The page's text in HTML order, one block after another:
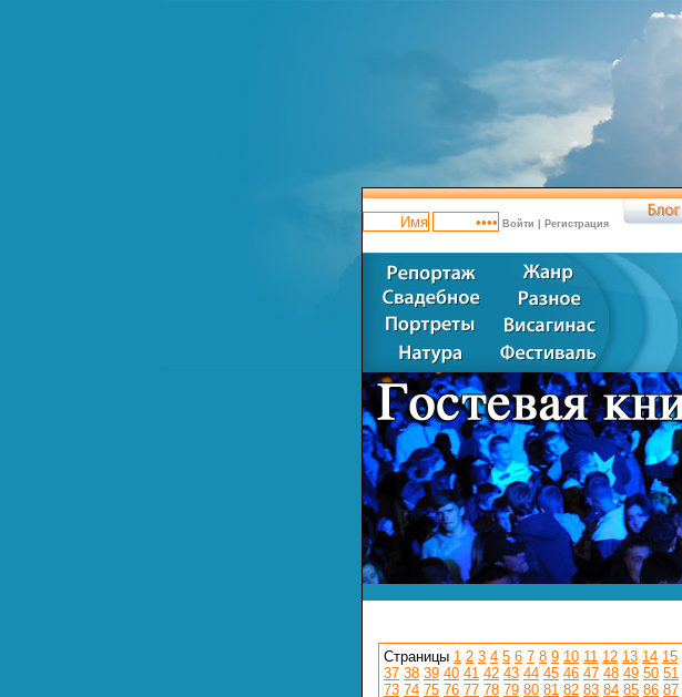
Войти Регистрация
Страницы 1 2 3 4 5 6 7 8 9 10 11 12 13 14 15
37 38 39 40 41 42 43 44 45 46 47 48 49 50 51
73 74 75 76 77 78 79 80 81 82 83 84 85 86 87